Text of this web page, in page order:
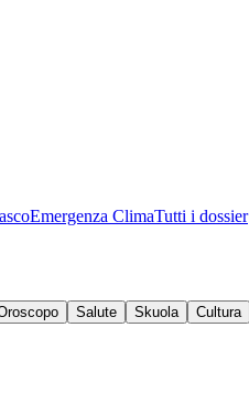
Emergenza ClimaTutti i dossier
Salute Skuola Cultura